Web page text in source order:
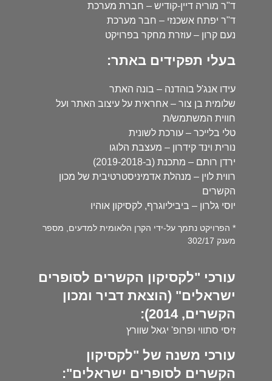
ד"ר מוריה דיין-קודיש – חברת מערכת
ד"ר יפתח אשכנזי – חבר מערכת
נעם קרון – עוזרת מחקר בפרויקט
בעלי תפקידים באתר:
עידו אנג'ל בוהדנה – בונה האתר
שלומית בן צור – אחראית על עיצוב האתר ועל
חווית המשתמש/ת
טלי בלייכר – עורכת לשונית
נורית וינד קידרון – מעצבת הלוגו
ירדן רותם – מתכנת (ב-2019-2018)
רווית לוין – מנהלת אדמיניסטרטיבית של מכון
הקשרים
יוסי גלרון – ביביליוגרף, לקסיקון אוהיו
* הפרויקט נתמך על-ידי הקרן הלאומית למדעים, מספר
מענק 302/17
עורכי "לקסיקון הקשרים לסופרים
ישראלים" (הוצאת דביר ומכון
הקשרים, 2014):
זיסי סתווי ופרופ' יגאל שוורץ
עורכי משנה של "לקסיקון
הקשרים לסופרים ישראלים":